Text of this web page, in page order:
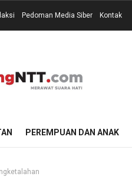
Pedoman Media Siber Kontak
PEREMPUAN DAN ANAK